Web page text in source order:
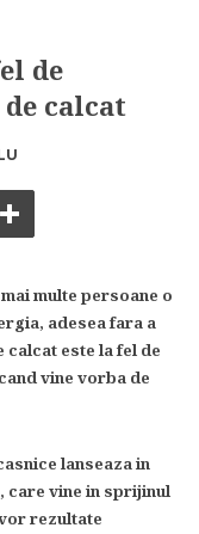
de
calcat
multe persoane o
adesea fara a
calcat este la fel de
vine vorba de
lanseaza in
care vine in sprijinul
rezultate